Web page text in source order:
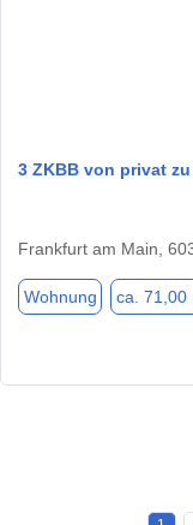
3 ZKBB von privat
Frankfurt am Main,
Wohnung ca. 71,00